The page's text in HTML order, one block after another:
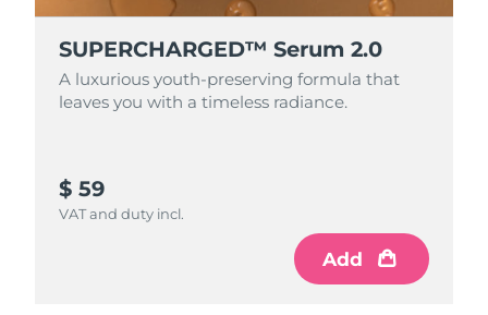
SUPERCHARGED™ Serum 2.0
A luxurious youth-preserving formula that
leaves you with a timeless radiance.
$ 59
VAT and duty incl.
Add
Slowenien Erwartete Lieferung8/9/26
Südkorea
Schweden
Erwartete Lieferung 8/9/26